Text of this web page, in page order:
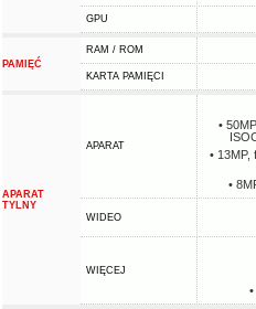
GPU
PAMIĘĆ
RAM / ROM
KARTA PAMIĘCI
APARAT
TYLNY
APARAT
•
•
•
WIDEO
WIĘCEJ